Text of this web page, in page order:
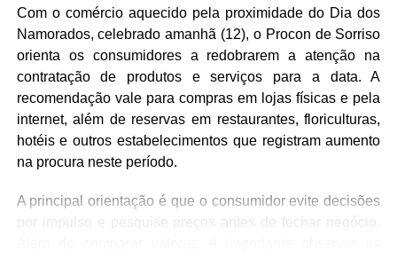
Com o comércio aquecido pela proximidade do Dia dos
Namorados, celebrado amanhã (12), o Procon de Sorriso
orienta os consumidores a redobrarem a atenção na
contratação de produtos e serviços para a data. A
recomendação vale para compras em lojas físicas e pela
internet, além de reservas em restaurantes, floriculturas,
hotéis e outros estabelecimentos que registram aumento
na procura neste período.
A principal orientação é que o consumidor evite decisões
por impulso e pesquise preços antes de fechar negócio.